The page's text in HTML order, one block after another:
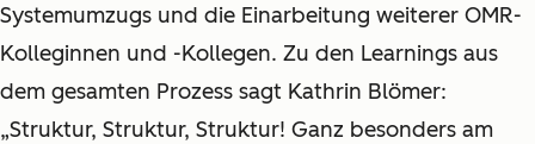
Systemumzugs und die Einarbeitung weiterer OMR-
Kolleginnen und -Kollegen. Zu den Learnings aus
dem gesamten Prozess sagt Kathrin Blömer:
„Struktur, Struktur, Struktur! Ganz besonders am